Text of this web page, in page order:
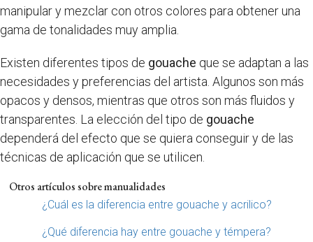
manipular y mezclar con otros colores para obtener una
gama de tonalidades muy amplia.
Existen diferentes tipos de gouache que se adaptan a las
necesidades y preferencias del artista. Algunos son más
opacos y densos, mientras que otros son más fluidos y
transparentes. La elección del tipo de gouache
dependerá del efecto que se quiera conseguir y de las
técnicas de aplicación que se utilicen.
Otros artículos sobre manualidades
¿Cuál es la diferencia entre gouache y acrilico?
¿Qué diferencia hay entre gouache y témpera?